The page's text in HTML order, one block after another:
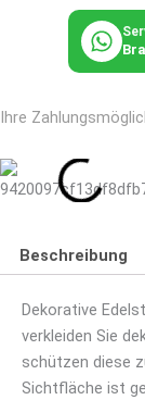
Gas-
Feuerstellen
Menge
Ihre
Beschreibung
Dekorative
verkleiden Sie
schützen diese
Sichtfläche ist